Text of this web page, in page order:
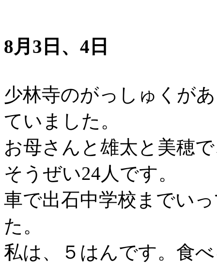
8月3日 、4日
少林寺のがっしゅくが
ていました。
お母さんと雄太と美穂
そうぜい24人です。
車で出石中学校までい
た。
私は、５はんです。食